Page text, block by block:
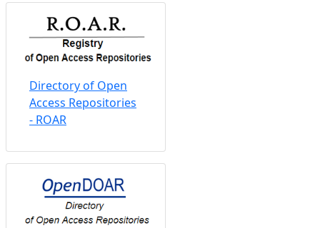
Directory of Open
Access Repositories
- ROAR